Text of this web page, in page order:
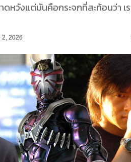
ดหวังแต่มันคือกระจกที่สะท้อนว่า เ
2, 2026